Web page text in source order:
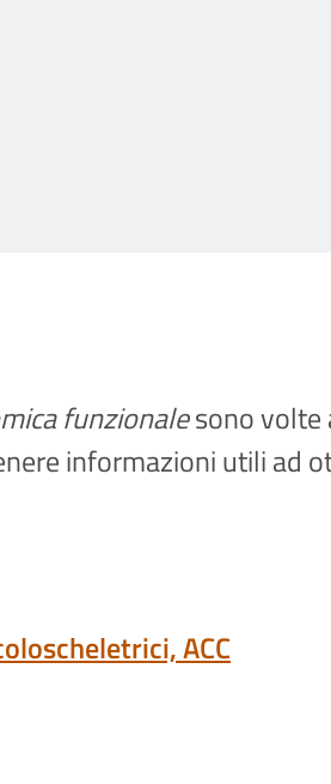
funzionalesono volte
informazioni utili ad
ACC